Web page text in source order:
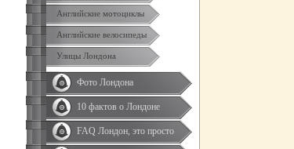
Английские мотоциклы
Английские велосипеды
Улицы Лондона
Фото Лондона
10 фактов о Лондоне
FAQ Лондон, это просто